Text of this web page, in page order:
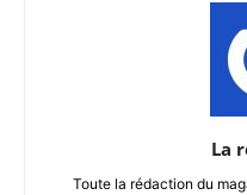
La
Toute la rédaction du